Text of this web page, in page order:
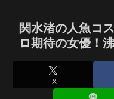
関水渚の人魚コ
ロ期待の女優！
X